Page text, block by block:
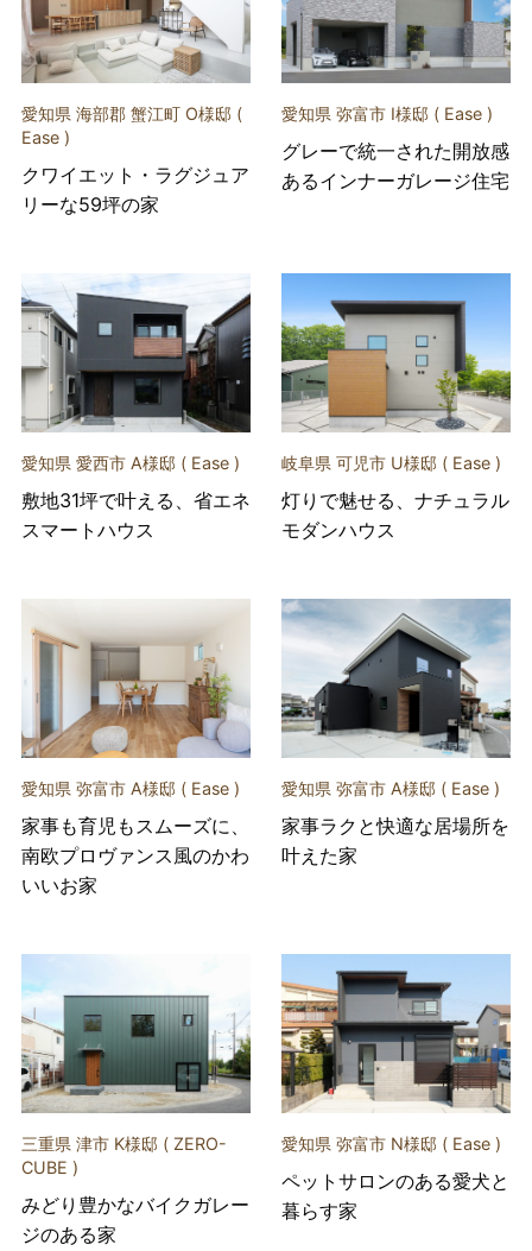
愛知県 海部郡 蟹江町 O様邸 (
Ease )
クワイエット・ラグジュア
リーな59坪の家
愛知県 弥富市 I様邸 ( Ease )
グレーで統一された開放感
あるインナーガレージ住宅
愛知県 愛西市 A様邸 ( Ease )
敷地31坪で叶える、省エネ
スマートハウス
岐阜県 可児市 U様邸 ( Ease )
灯りで魅せる、ナチュラル
モダンハウス
愛知県 弥富市 A様邸 ( Ease )
家事も育児もスムーズに、
南欧プロヴァンス風のかわ
いいお家
愛知県 弥富市 A様邸 ( Ease )
家事ラクと快適な居場所を
叶えた家
三重県 津市 K様邸 ( ZERO-
CUBE )
みどり豊かなバイクガレー
ジのある家
愛知県 弥富市 N様邸 ( Ease )
ペットサロンのある愛犬と
暮らす家